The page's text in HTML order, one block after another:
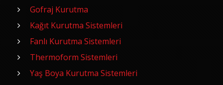
Gofraj Kurutma
Kağıt Kurutma Sistemleri
Fanlı Kurutma Sistemleri
Thermoform Sistemleri
Yaş Boya Kurutma Sistemleri